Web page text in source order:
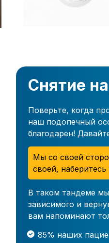
Снятие
Поверьте, когда
наш подопечный
благодарен!
Мы со своей
своей,
В таком тандеме
зависимого и
вам напоминают
85% наших